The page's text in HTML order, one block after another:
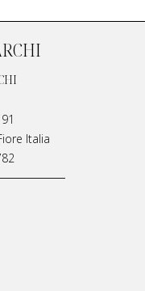
Italia